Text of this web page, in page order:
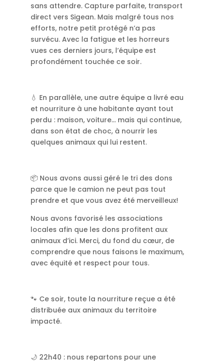
sans attendre. Capture parfaite, transport
direct vers Sigean. Mais malgré tous nos
efforts, notre petit protégé n’a pas
survécu. Avec la fatigue et les horreurs
vues ces derniers jours, l’équipe est
profondément touchée ce soir.
💧 En parallèle, une autre équipe a livré eau
et nourriture à une habitante ayant tout
perdu : maison, voiture… mais qui continue,
dans son état de choc, à nourrir les
quelques animaux qui lui restent.
📦 Nous avons aussi géré le tri des dons
parce que le camion ne peut pas tout
prendre et que vous avez été merveilleux!
Nous avons favorisé les associations
locales afin que les dons profitent aux
animaux d’ici. Merci, du fond du cœur, de
comprendre que nous faisons le maximum,
avec équité et respect pour tous.
🐾 Ce soir, toute la nourriture reçue a été
distribuée aux animaux du territoire
impacté.
🌙 22h40 : nous repartons pour une